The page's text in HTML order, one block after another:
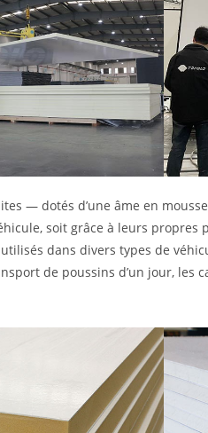
— dotés d’une âme en
soit grâce à leurs
dans divers types de
de poussins d’un jour,